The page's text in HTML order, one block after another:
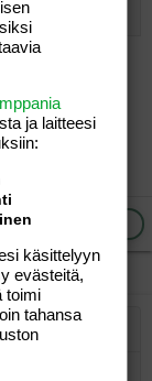
muuten
Kumoa
ja laitteesi
käsittelyyn
evästeitä,
toimi
tahansa